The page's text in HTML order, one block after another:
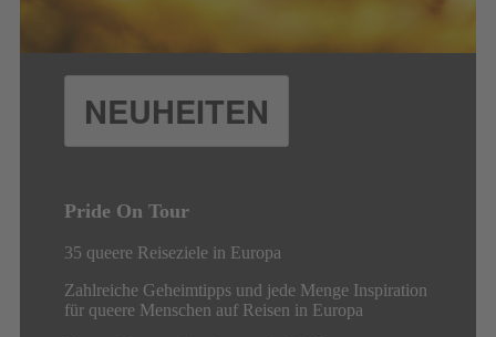
NEUHEITEN
Pride On Tour
35 queere Reiseziele in Europa
Zahlreiche Geheimtipps und jede Menge Inspiration
für queere Menschen auf Reisen in Europa